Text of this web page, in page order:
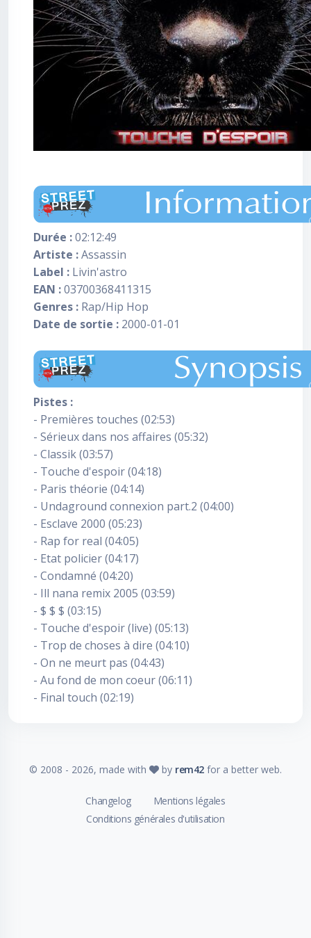
Durée :02:12:49
Artiste :Assassin
Label : Livin'astro
EAN :03700368411315
Genres : Rap/Hip Hop
Date de sortie : 2000-01-01
Pistes :
- Premières touches (02:53)
- Sérieux dans nos affaires (05:32)
- Classik (03:57)
- Touche d'espoir (04:18)
- Paris théorie (04:14)
- Undaground connexion part.2 (04:00)
- Esclave 2000 (05:23)
- Rap for real (04:05)
- Etat policier (04:17)
- Condamné (04:20)
- Ill nana remix 2005 (03:59)
- $ $ $ (03:15)
- Touche d'espoir (live) (05:13)
- Trop de choses à dire (04:10)
- On ne meurt pas (04:43)
- Au fond de mon coeur (06:11)
- Final touch (02:19)
© 2008 - 2026, made with by rem42 for a better web.
Changelog
Mentions légales
Conditions générales d'utilisation